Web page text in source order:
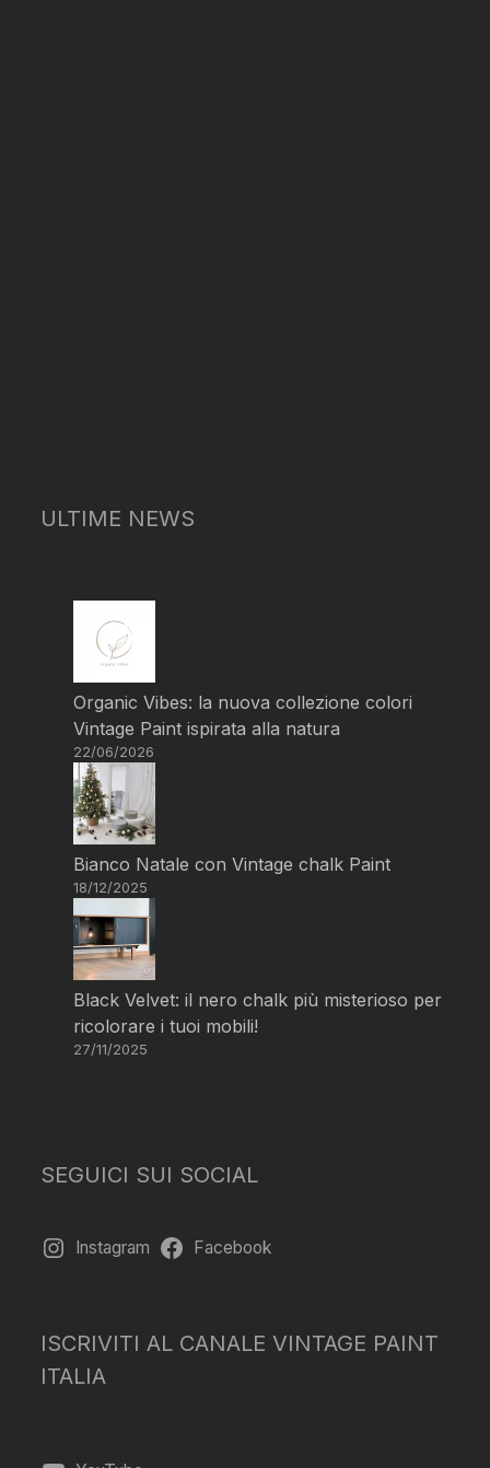
ULTIME NEWS
Organic Vibes: la nuova collezione colori
Vintage Paint ispirata alla natura
22/06/2026
Bianco Natale con Vintage chalk Paint
18/12/2025
Black Velvet: il nero chalk più misterioso per
ricolorare i tuoi mobili!
27/11/2025
SEGUICI SUI SOCIAL
Instagram Facebook
ISCRIVITI AL CANALE VINTAGE PAINT
ITALIA